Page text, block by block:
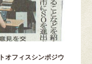
オフィスシンポジウ